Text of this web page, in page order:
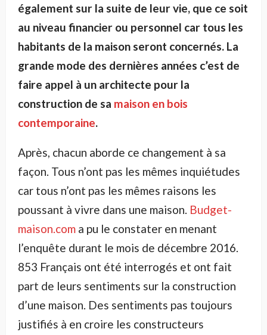
également sur la suite de leur vie, que ce soit
au niveau financier ou personnel car tous les
habitants de la maison seront concernés. La
grande mode des dernières années c’est de
faire appel à un architecte pour la
construction de sa maison en bois
contemporaine.
Après, chacun aborde ce changement à sa
façon. Tous n’ont pas les mêmes inquiétudes
car tous n’ont pas les mêmes raisons les
poussant à vivre dans une maison. Budget-
maison.com a pu le constater en menant
l’enquête durant le mois de décembre 2016.
853 Français ont été interrogés et ont fait
part de leurs sentiments sur la construction
d’une maison. Des sentiments pas toujours
justifiés à en croire les constructeurs